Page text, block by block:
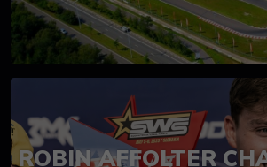
ROBIN AFFOLTER